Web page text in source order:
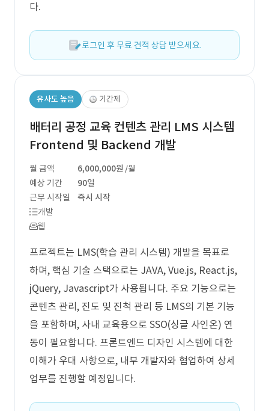
다.
로그인 후 무료 견적 상담 받으세요.
유사도 높음 기간제
배터리 공정 교육 컨텐츠 관리 LMS 시스템
Frontend 및 Backend 개발
월 금액 6,000,000원 /월
예상 기간
90일
근무 시작일
즉시 시작
개발
웹
프로젝트는 LMS(학습 관리 시스템) 개발을 목표로
하며, 핵심 기술 스택으로는 JAVA, Vue.js, React.js,
jQuery, Javascript가 사용됩니다. 주요 기능으로는
콘텐츠 관리, 진도 및 진척 관리 등 LMS의 기본 기능
을 포함하며, 사내 교육용으로 SSO(싱글 사인온) 연
동이 필요합니다. 프론트엔드 디자인 시스템에 대한
이해가 우대 사항으로, 내부 개발자와 협업하여 상세
업무를 진행할 예정입니다.